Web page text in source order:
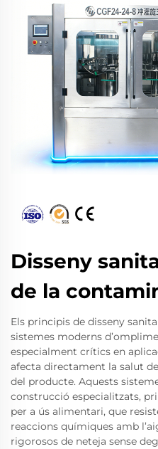
Disseny
de la
Els principis de disseny
sistemes moderns
especialment crítics en
afecta directament la salut
del producte. Aquests
construcció especialitzats,
per a ús alimentari, que
reaccions químiques amb
rigorosos de neteja sense